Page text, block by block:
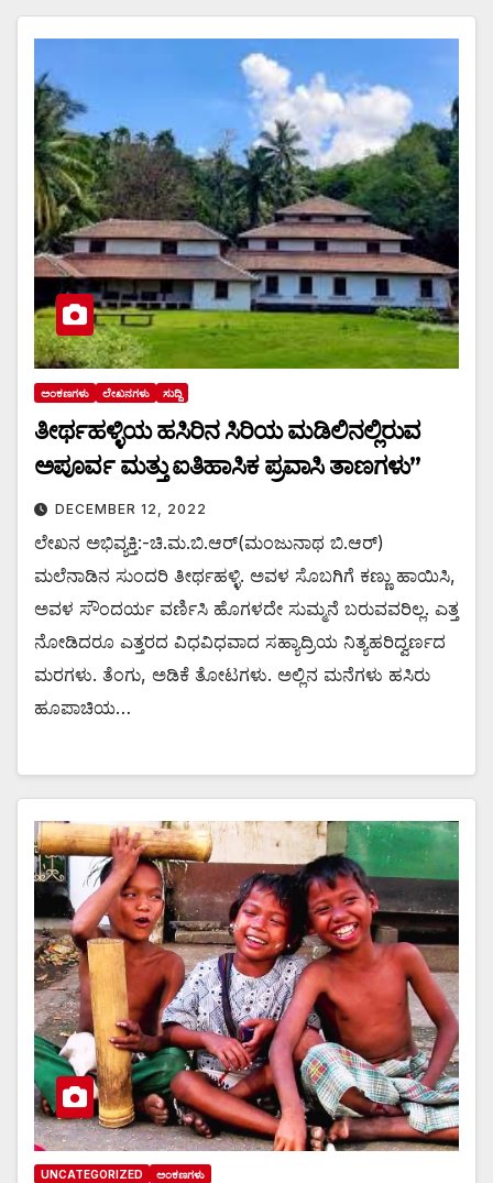
ಅಂಕಣಗಳು ಲೇಖನಗಳು ಸುದ್ದಿ
ತೀರ್ಥಹಳ್ಳಿಯ ಹಸಿರಿನ ಸಿರಿಯ ಮಡಿಲಿನಲ್ಲಿರುವ
ಅಪೂರ್ವ ಮತ್ತು ಐತಿಹಾಸಿಕ ಪ್ರವಾಸಿ ತಾಣಗಳು”
DECEMBER 12, 2022
ಲೇಖನ ಅಭಿವ್ಯಕ್ತಿ:-ಚಿ.ಮ.ಬಿ.ಆರ್(ಮಂಜುನಾಥ ಬಿ.ಆರ್)
ಮಲೆನಾಡಿನ ಸುಂದರಿ ತೀರ್ಥಹಳ್ಳಿ. ಅವಳ ಸೊಬಗಿಗೆ ಕಣ್ಣು ಹಾಯಿಸಿ,
ಅವಳ ಸೌಂದರ್ಯ ವರ್ಣಿಸಿ ಹೊಗಳದೇ ಸುಮ್ಮನೆ ಬರುವವರಿಲ್ಲ. ಎತ್ತ
ನೋಡಿದರೂ ಎತ್ತರದ ವಿಧವಿಧವಾದ ಸಹ್ಯಾದ್ರಿಯ ನಿತ್ಯಹರಿದ್ವರ್ಣದ
ಮರಗಳು. ತೆಂಗು, ಅಡಿಕೆ ತೋಟಗಳು. ಅಲ್ಲಿನ ಮನೆಗಳು ಹಸಿರು
ಹೂಪಾಚಿಯ…
UNCATEGORIZED ಅಂಕಣಗಳು